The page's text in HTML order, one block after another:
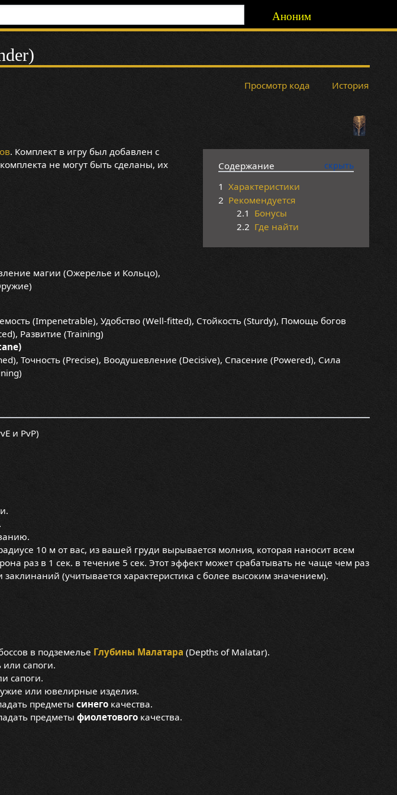
Аноним
Просмотр кода История
Содержание
1 Характеристики
2 Рекомендуется
2.1 Бонусы
2.2 Где найти
. Комплект в игру был добавлен с
не могут быть сделаны, их
магии (Ожерелье и Кольцо),
(Impenetrable), Удобство (Well-fitted), Стойкость (Sturdy), Помощь богов
Развитие (Training)
Точность (Precise), Воодушевление (Decisive), Спасение (Powered), Сила
и PvP)
10 м от вас, из вашей груди вырывается молния, которая наносит всем
раз в 1 сек. в течение 5 сек. Этот эффект может срабатывать не чаще чем раз
(учитывается характеристика с более высоким значением).
в подземелье Глубины Малатара (Depths of Malatar).
сапоги.
сапоги.
или ювелирные изделия.
предметы синегокачества.
предметы фиолетовогокачества.